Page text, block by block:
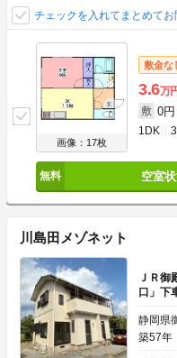
チェックを入れてまとめて
画像：17枚
敷金な
3.6万
敷 0円
1DK
空室
川島田メゾネット
ＪＲ御
口」下
静岡県
築57年